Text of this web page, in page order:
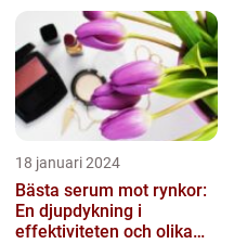
18 januari 2024
Bästa serum mot rynkor:
En djupdykning i
effektiviteten och olika